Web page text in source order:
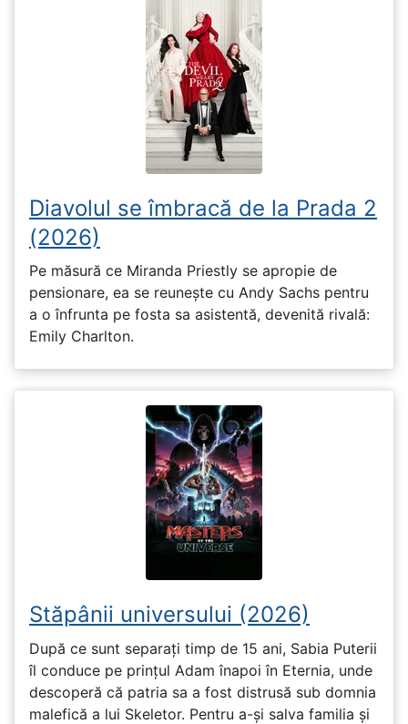
Diavolul se îmbracă de la Prada 2
(2026)
Pe măsură ce Miranda Priestly se apropie de
pensionare, ea se reunește cu Andy Sachs pentru
a o înfrunta pe fosta sa asistentă, devenită rivală:
Emily Charlton.
Stăpânii universului (2026)
După ce sunt separați timp de 15 ani, Sabia Puterii
îl conduce pe prințul Adam înapoi în Eternia, unde
descoperă că patria sa a fost distrusă sub domnia
malefică a lui Skeletor. Pentru a-și salva familia și